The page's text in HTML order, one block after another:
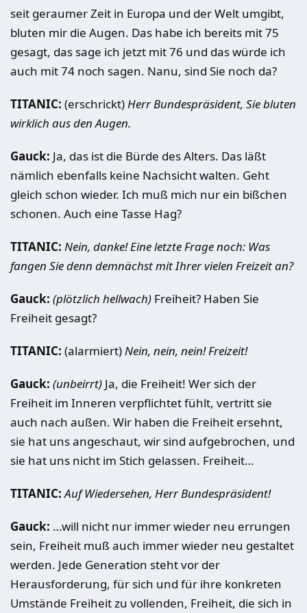
seit geraumer Zeit in Europa und der Welt umgibt,
bluten mir die Augen. Das habe ich bereits mit 75
gesagt, das sage ich jetzt mit 76 und das würde ich
auch mit 74 noch sagen. Nanu, sind Sie noch da?
TITANIC: (erschrickt)Herr Bundespräsident, Sie bluten
wirklich aus den Augen.
Gauck: Ja, das ist die Bürde des Alters. Das läßt
nämlich ebenfalls keine Nachsicht walten. Geht
gleich schon wieder. Ich muß mich nur ein bißchen
schonen. Auch eine Tasse Hag?
TITANIC: Nein, danke! Eine letzte Frage noch: Was
fangen Sie denn demnächst mit Ihrer vielen Freizeit an?
Gauck: (plötzlich hellwach) Freiheit? Haben Sie
Freiheit gesagt?
TITANIC: (alarmiert)Nein, nein, nein! Freizeit!
Gauck: (unbeirrt) Ja, die Freiheit! Wer sich der
Freiheit im Inneren verpflichtet fühlt, vertritt sie
auch nach außen. Wir haben die Freiheit ersehnt,
sie hat uns angeschaut, wir sind aufgebrochen, und
sie hat uns nicht im Stich gelassen. Freiheit…
TITANIC: Auf Wiedersehen, Herr Bundespräsident!
Gauck: …will nicht nur immer wieder neu errungen
sein, Freiheit muß auch immer wieder neu gestaltet
werden. Jede Generation steht vor der
Herausforderung, für sich und für ihre konkreten
Umstände Freiheit zu vollenden, Freiheit, die sich in